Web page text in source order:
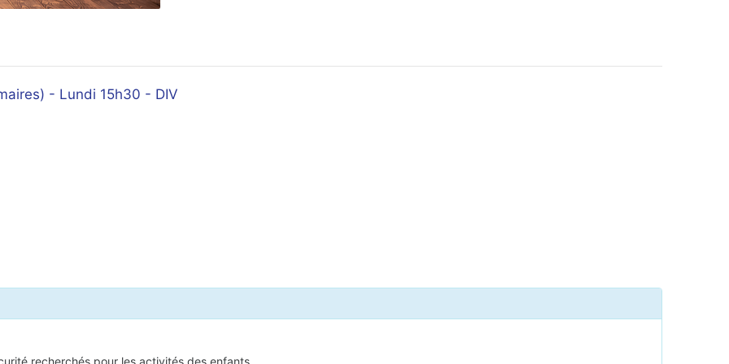
- Lundi 15h30 - DIV
recherchés pour les activités des enfants.